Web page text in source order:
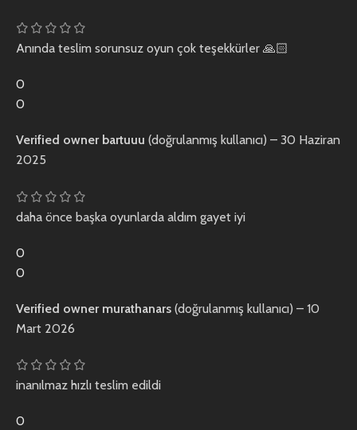
Anında teslim sorunsuz oyun çok teşekkürler 🙏🏻
0
0
Verified owner bartuuu (doğrulanmış kullanıcı) – 30 Haziran
2025
daha önce başka oyunlarda aldım gayet iyi
0
0
Verified owner murathanars (doğrulanmış kullanıcı) – 10
Mart 2026
inanılmaz hızlı teslim edildi
0